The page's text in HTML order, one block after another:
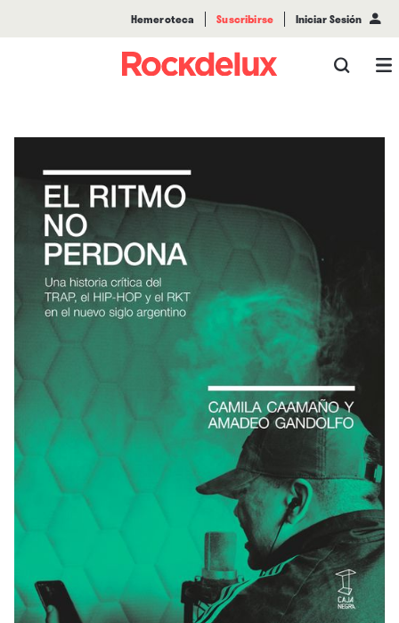
Hemeroteca Suscribirse Iniciar Sesión